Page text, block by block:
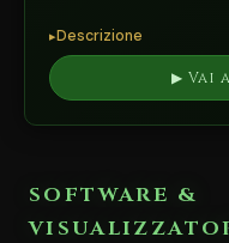
Descrizione
▶ Vai
SOFTWARE &